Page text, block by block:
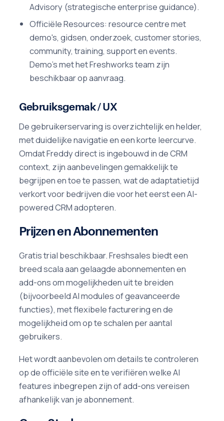
Advisory (strategische enterprise guidance).
Officiële Resources: resource centre met
demo's, gidsen, onderzoek, customer stories,
community, training, support en events.
Demo's met het Freshworks team zijn
beschikbaar op aanvraag.
Gebruiksgemak / UX
De gebruikerservaring is overzichtelijk en helder,
met duidelijke navigatie en een korte leercurve.
Omdat Freddy direct is ingebouwd in de CRM
context, zijn aanbevelingen gemakkelijk te
begrijpen en toe te passen, wat de adaptatietijd
verkort voor bedrijven die voor het eerst een AI-
powered CRM adopteren.
Prijzen en Abonnementen
Gratis trial beschikbaar. Freshsales biedt een
breed scala aan gelaagde abonnementen en
add-ons om mogelijkheden uit te breiden
(bijvoorbeeld AI modules of geavanceerde
functies), met flexibele facturering en de
mogelijkheid om op te schalen per aantal
gebruikers.
Het wordt aanbevolen om details te controleren
op de officiële site en te verifiëren welke AI
features inbegrepen zijn of add-ons vereisen
afhankelijk van je abonnement.